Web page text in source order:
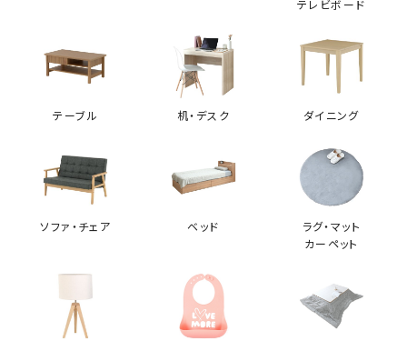
とっても良いです！開ける時はビニールが固くて少し手間取りまし
たが、開けたらすぐソファの形になりました。座り心も良く、座る時
の高さも硬さも丁度良いです。もうひとつ欲しいです
KUFUL(クフル) シープボア調圧縮2Pソファ
たきたてはくまい
座り心地がふわふわで、お昼寝にちょうど良さそうです。また、女性
テレビボード
テーブル 机・デスク ダイニング
ソファ・チェア ベッド
ラグ・マット
カーペット